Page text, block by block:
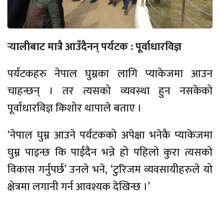
र्‍यालीबाट मात्रै आउँदैनन् पर्यटक : पूर्वाधारविज्ञ
पर्यटकहरु नेपाल घुम्नका लागि प्याकेजमा आउन
चाहन्छन् । तर त्यसको व्यवस्था हुन नसकेको
पूर्वाधारविज्ञ किशोर थापाले बताए ।
‘नेपाल घुम्न आउने पर्यटकको अपेक्षा भनेकै प्याकेजमा
घुम्न पाइन्छ कि पाईदैन भन्ने हो पहिलो कुरा त्यसको
विकास गर्नुपर्छ’ उनले भने, ‘टुरिजम व्यवसायीहरुले यो
क्षेत्रमा लगानी गर्न आवश्यक देखिन्छ ।’